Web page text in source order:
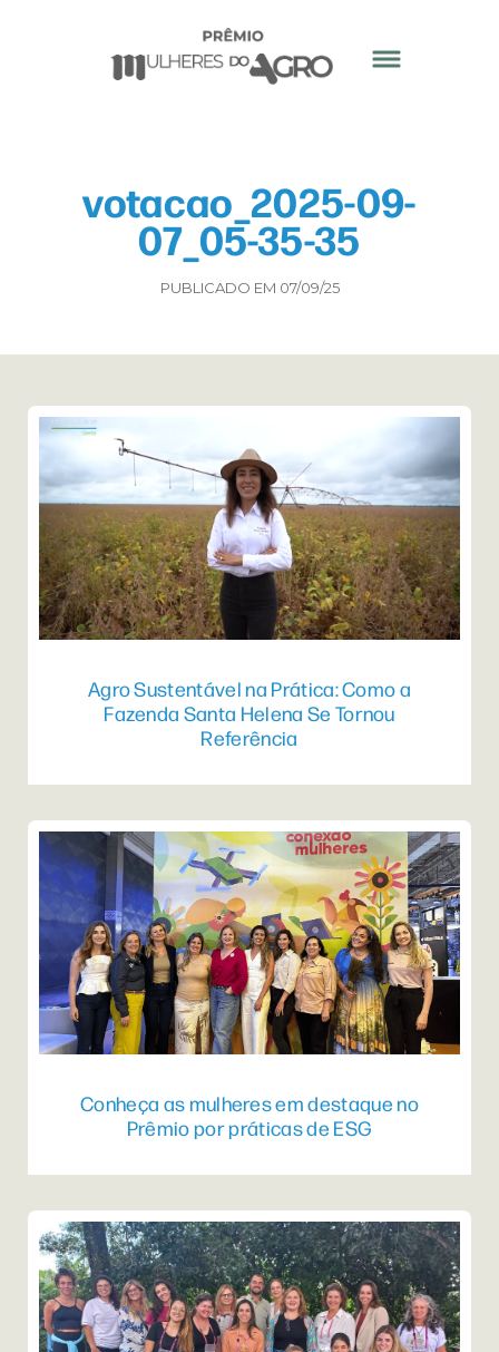
votacao_2025-09-
07_05-35-35
PUBLICADO EM 07/09/25
Agro Sustentável na Prática: Como a
Fazenda Santa Helena Se Tornou
Referência
Conheça as mulheres em destaque no
Prêmio por práticas de ESG